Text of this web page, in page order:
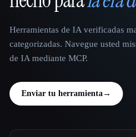
Herramientas de IA verificadas
categorizadas. Navegue usted
de IA mediante MCP.
Enviar tu herramienta→